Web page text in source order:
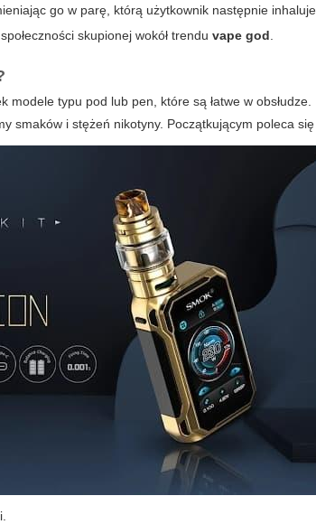
go w parę, którą użytkownik następnie
skupionej wokół trenduvape god
typu pod lub pen, które są łatwe w obsłudze.
smaków i stężeń nikotyny. Początkującym poleca